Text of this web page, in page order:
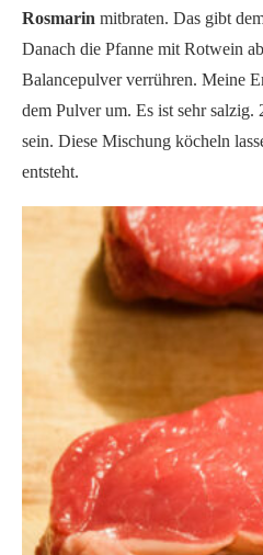
Rosmarin mitbraten. Das gibt
Danach die Pfanne mit Rotwein
Balancepulver verrühren. Meine
dem Pulver um. Es ist sehr salzig.
sein. Diese Mischung köcheln
entsteht.